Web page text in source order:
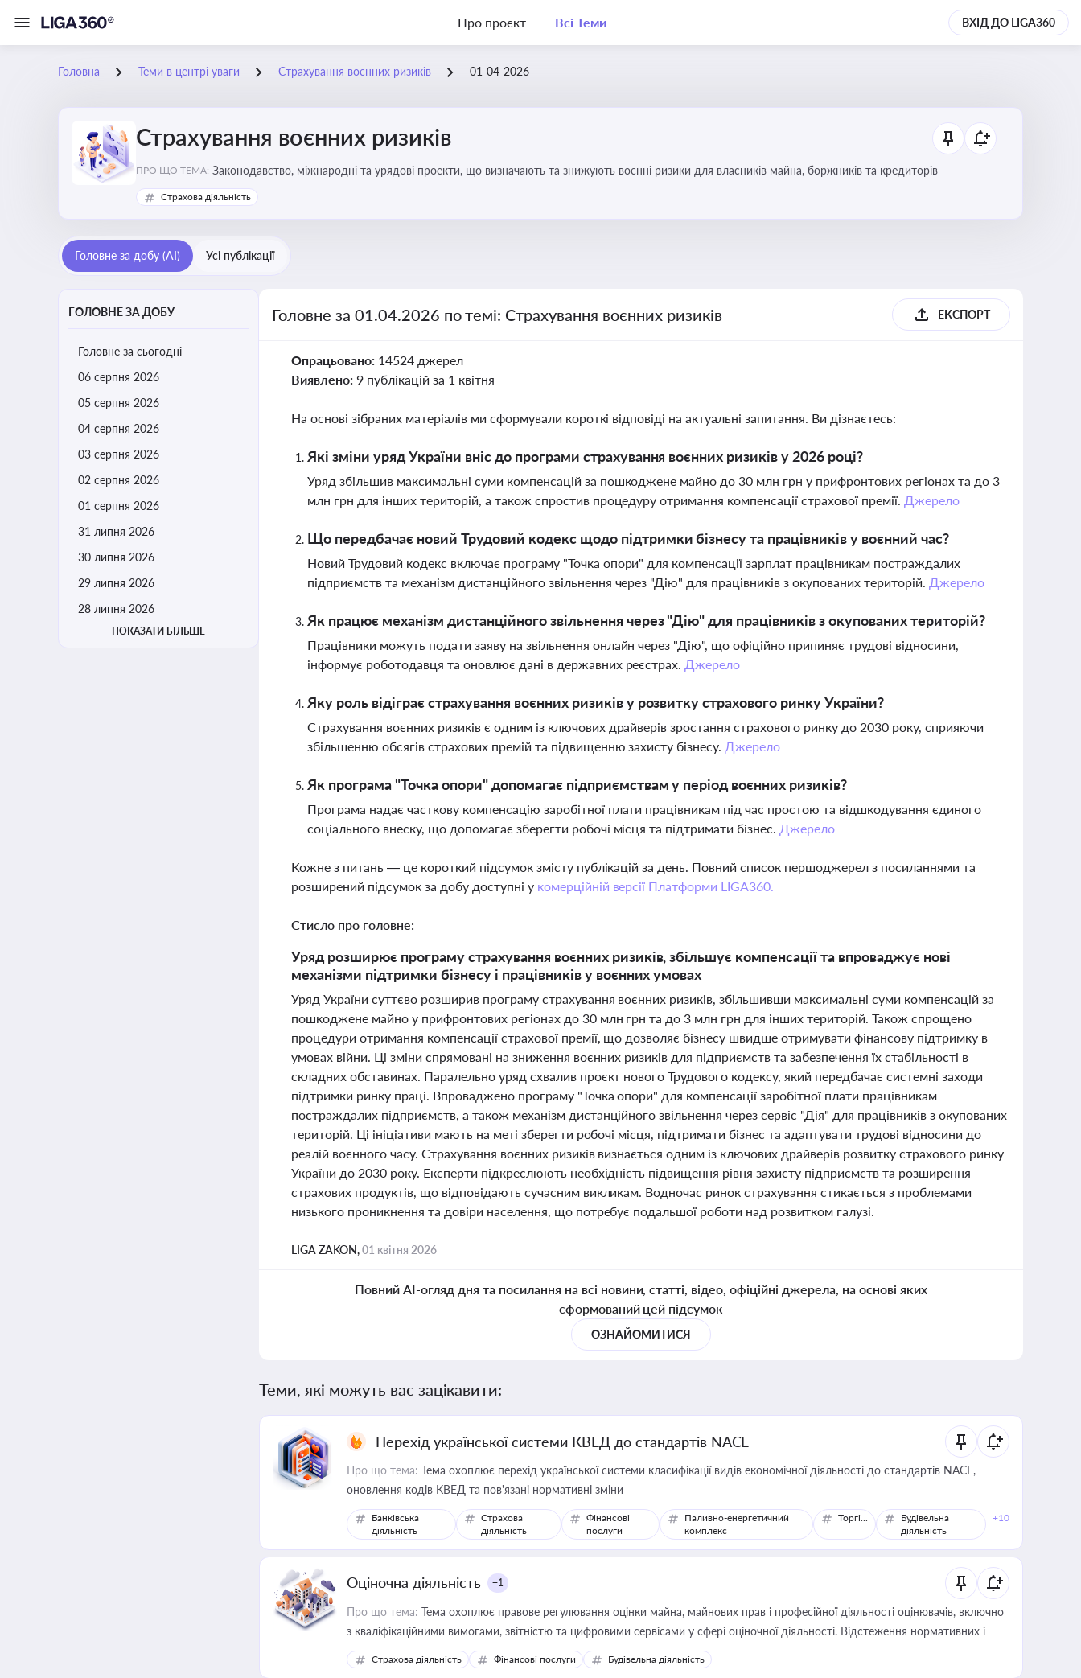
Про проєкт Всі Теми ВХІД ДО LIGA360
Головна Теми в центрі уваги Страхування воєнних ризиків 01-04-2026
Страхування воєнних ризиків
ПРО ЩО ТЕМА: Законодавство, міжнародні та урядові проекти, що визначають та знижують воєнні ризики для власників майна, боржників та кредиторів
Страхова діяльність
Головне за добу (AI) Усі публікації
ГОЛОВНЕ ЗА ДОБУ
Головне за сьогодні
06 серпня 2026
05 серпня 2026
04 серпня 2026
03 серпня 2026
02 серпня 2026
01 серпня 2026
31 липня 2026
30 липня 2026
29 липня 2026
28 липня 2026
ПОКАЗАТИ БІЛЬШЕ
Головне за 01.04.2026 по темі: Страхування воєнних ризиків ЕКСПОРТ
Опрацьовано: 14524 джерел
Виявлено: 9 публікацій за 1 квітня
На основі зібраних матеріалів ми сформували короткі відповіді на актуальні запитання. Ви дізнаєтесь:
Які зміни уряд України вніс до програми страхування воєнних ризиків у 2026 році?
Уряд збільшив максимальні суми компенсацій за пошкоджене майно до 30 млн грн у прифронтових регіонах та до 3
млн грн для інших територій, а також спростив процедуру отримання компенсації страхової премії. Джерело
Що передбачає новий Трудовий кодекс щодо підтримки бізнесу та працівників у воєнний час?
Новий Трудовий кодекс включає програму "Точка опори" для компенсації зарплат працівникам постраждалих
підприємств та механізм дистанційного звільнення через "Дію" для працівників з окупованих територій. Джерело
Як працює механізм дистанційного звільнення через "Дію" для працівників з окупованих територій?
Працівники можуть подати заяву на звільнення онлайн через "Дію", що офіційно припиняє трудові відносини,
інформує роботодавця та оновлює дані в державних реєстрах. Джерело
Яку роль відіграє страхування воєнних ризиків у розвитку страхового ринку України?
Страхування воєнних ризиків є одним із ключових драйверів зростання страхового ринку до 2030 року, сприяючи
збільшенню обсягів страхових премій та підвищенню захисту бізнесу. Джерело
Як програма "Точка опори" допомагає підприємствам у період воєнних ризиків?
Програма надає часткову компенсацію заробітної плати працівникам під час простою та відшкодування єдиного
соціального внеску, що допомагає зберегти робочі місця та підтримати бізнес. Джерело
Кожне з питань — це короткий підсумок змісту публікацій за день. Повний список першоджерел з посиланнями та
розширений підсумок за добу доступні у комерційній версії Платформи LIGA360.
Стисло про головне:
Уряд розширює програму страхування воєнних ризиків, збільшує компенсації та впроваджує нові
механізми підтримки бізнесу і працівників у воєнних умовах
Уряд України суттєво розширив програму страхування воєнних ризиків, збільшивши максимальні суми компенсацій за
пошкоджене майно у прифронтових регіонах до 30 млн грн та до 3 млн грн для інших територій. Також спрощено
процедури отримання компенсації страхової премії, що дозволяє бізнесу швидше отримувати фінансову підтримку в
умовах війни. Ці зміни спрямовані на зниження воєнних ризиків для підприємств та забезпечення їх стабільності в
складних обставинах. Паралельно уряд схвалив проєкт нового Трудового кодексу, який передбачає системні заходи
підтримки ринку праці. Впроваджено програму "Точка опори" для компенсації заробітної плати працівникам
постраждалих підприємств, а також механізм дистанційного звільнення через сервіс "Дія" для працівників з окупованих
територій. Ці ініціативи мають на меті зберегти робочі місця, підтримати бізнес та адаптувати трудові відносини до
реалій воєнного часу. Страхування воєнних ризиків визнається одним із ключових драйверів розвитку страхового ринку
України до 2030 року. Експерти підкреслюють необхідність підвищення рівня захисту підприємств та розширення
страхових продуктів, що відповідають сучасним викликам. Водночас ринок страхування стикається з проблемами
низького проникнення та довіри населення, що потребує подальшої роботи над розвитком галузі.
LIGA ZAKON,01 квітня 2026
Повний AI-огляд дня та посилання на всі новини, статті, відео, офіційні джерела, на основі яких
сформований цей підсумок
ОЗНАЙОМИТИСЯ
Теми, які можуть вас зацікавити:
Перехід української системи КВЕД до стандартів NACE
Про що тема: Тема охоплює перехід української системи класифікації видів економічної діяльності до стандартів NACE,
оновлення кодів КВЕД та пов'язані нормативні зміни
Банківська
діяльність
Страхова
діяльність
Фінансові
послуги
Паливно-енергетичний
комплекс
Торгівля
Будівельна
діяльність
+10
Оціночна діяльність +1
Про що тема: Тема охоплює правове регулювання оцінки майна, майнових прав і професійної діяльності оцінювачів, включно
з кваліфікаційними вимогами, звітністю та цифровими сервісами у сфері оціночної діяльності. Відстеження нормативних і
медійних змін у цій сфері корисне для власника бізнесу, керівника, юриста або бухгалтера під час оподаткування,
приватизації, оренди державного майна, корпоративних угод і перевірки статусу суб'єктів оціночної діяльності
Страхова діяльність Фінансові послуги Будівельна діяльність